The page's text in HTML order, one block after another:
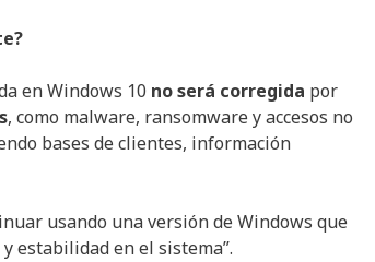
en Windows 10 no será corregida por
, como malware, ransomware y accesos no
bases de clientes, información
usando una versión de Windows que
estabilidad en el sistema”.